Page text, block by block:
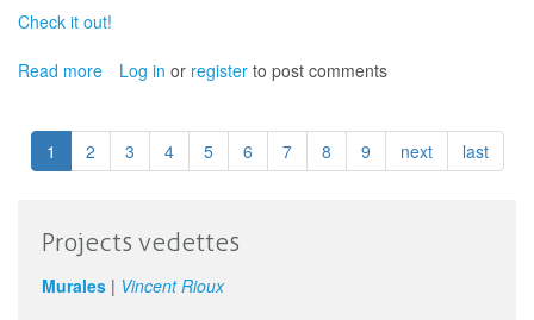
Check it out!
Read more about
opportunities
with
calendar
Log in or register to post comments
1 2 3 4 5 6 7 8 9 next last
Projects vedettes
Murales | Vincent Rioux